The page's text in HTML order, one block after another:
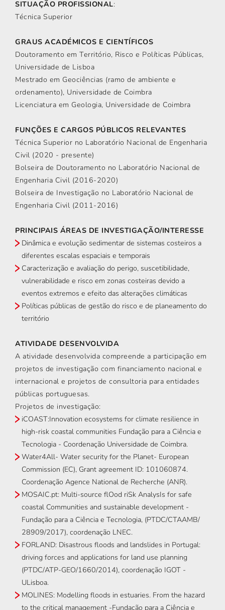
SITUAÇÃO PROFISSIONAL:
Técnica Superior
GRAUS ACADÉMICOS E CIENTÍFICOS
Doutoramento em Território, Risco e Políticas Públicas,
Universidade de Lisboa
Mestrado em Geociências (ramo de ambiente e
ordenamento), Universidade de Coimbra
Licenciatura em Geologia, Universidade de Coimbra
FUNÇÕES E CARGOS PÚBLICOS RELEVANTES
Técnica Superior no Laboratório Nacional de Engenharia
Civil (2020 - presente)
Bolseira de Doutoramento no Laboratório Nacional de
Engenharia Civil (2016-2020)
Bolseira de Investigação no Laboratório Nacional de
Engenharia Civil (2011-2016)
PRINCIPAIS ÁREAS DE INVESTIGAÇÃO/INTERESSE
Dinâmica e evolução sedimentar de sistemas costeiros a
diferentes escalas espaciais e temporais
Caracterização e avaliação do perigo, suscetibilidade,
vulnerabilidade e risco em zonas costeiras devido a
eventos extremos e efeito das alterações climáticas
Políticas públicas de gestão do risco e de planeamento do
território
ATIVIDADE DESENVOLVIDA
A atividade desenvolvida compreende a participação em
projetos de investigação com financiamento nacional e
internacional e projetos de consultoria para entidades
públicas portuguesas.
Projetos de investigação:
iCOAST:Innovation ecosystems for climate resilience in
high-risk coastal communities Fundação para a Ciência e
Tecnologia - Coordenação Universidade de Coimbra.
Water4All- Water security for the Planet- European
Commission (EC), Grant agreement ID: 101060874.
Coordenação Agence National de Recherche (ANR).
MOSAIC.pt: Multi-source flOod riSk AnalysIs for safe
coastal Communities and sustainable development -
Fundação para a Ciência e Tecnologia, (PTDC/CTAAMB/
28909/2017), coordenação LNEC.
FORLAND: Disastrous floods and landslides in Portugal:
driving forces and applications for land use planning
(PTDC/ATP-GEO/1660/2014), coordenação IGOT -
ULisboa.
MOLINES: Modelling floods in estuaries. From the hazard
to the critical management -Fundação para a Ciência e